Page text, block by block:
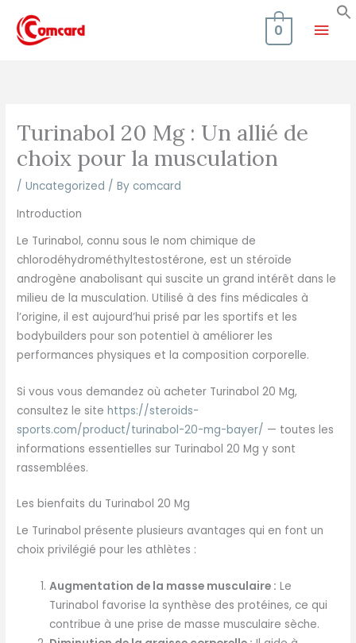
content
Main
0
Turinabol 20 Mg : Un allié de
choix pour la musculation
/Uncategorized / By comcard
Introduction
Le Turinabol, connu sous le nom chimique de
chlorodéhydrométhyltestostérone, est un stéroïde
androgène anabolisant qui suscite un grand intérêt dans le
milieu de la musculation. Utilisé à des fins médicales à
l’origine, il est aujourd’hui prisé par les sportifs et les
bodybuilders pour son potentiel à améliorer les
performances physiques et la composition corporelle.
Si vous vous demandez où acheter Turinabol 20 Mg,
consultez le sitehttps://steroids-
sports.com/product/turinabol-20-mg-bayer/ — toutes les
informations essentielles sur Turinabol 20 Mg y sont
rassemblées.
Les bienfaits du Turinabol 20 Mg
Le Turinabol présente plusieurs avantages qui en font un
choix privilégié pour les athlètes :
Augmentation de la masse musculaire : Le
Turinabol favorise la synthèse des protéines, ce qui
contribue à une prise de masse musculaire sèche.